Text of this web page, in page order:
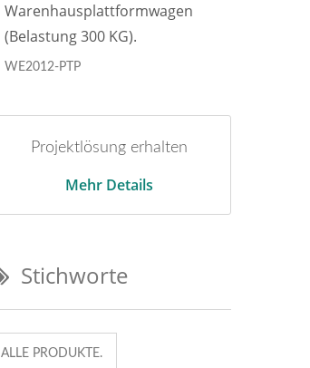
Warenhausplattformwagen
(Belastung 300 KG).
WE2012-PTP
Projektlösung erhalten
Mehr Details
Stichworte
ALLE PRODUKTE.